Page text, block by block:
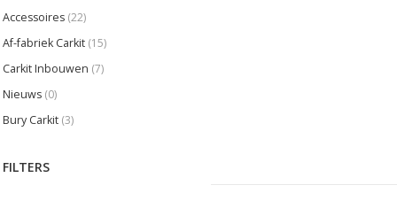
Accessoires (22)
Af-fabriek Carkit (15)
Carkit Inbouwen (7)
Nieuws (0)
Bury Carkit (3)
FILTERS